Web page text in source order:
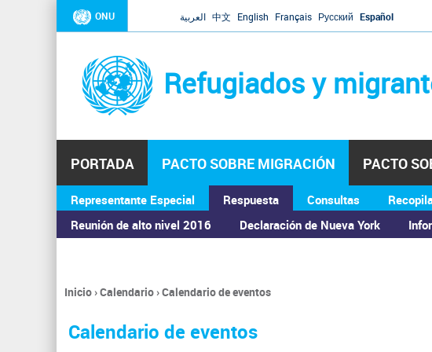
ONU العربية 中文 English Français Русский Español
Refugiados y
PORTADA PACTO SOBRE MIGRACIÓN
Representante Especial
Respuesta
Reunión de alto nivel 2016
Declaración de Nueva York
Consultas
PACTO
ASAMBLEA GENERAL
Se
encuentra
usted
Inicio›Calendario›Calendario de eventos
Calendario de eventos